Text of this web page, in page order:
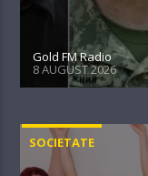
Gold FM Radio
8 AUGUST 2026
SOCIETATE